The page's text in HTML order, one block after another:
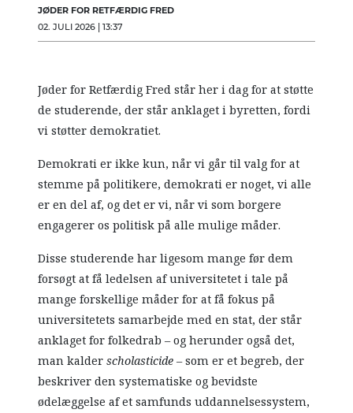
JØDER FOR RETFÆRDIG FRED
02. JULI 2026 | 13:37
Jøder for Retfærdig Fred står her i dag for at støtte
de studerende, der står anklaget i byretten, fordi
vi støtter demokratiet.
Demokrati er ikke kun, når vi går til valg for at
stemme på politikere, demokrati er noget, vi alle
er en del af, og det er vi, når vi som borgere
engagerer os politisk på alle mulige måder.
Disse studerende har ligesom mange før dem
forsøgt at få ledelsen af universitetet i tale på
mange forskellige måder for at få fokus på
universitetets samarbejde med en stat, der står
anklaget for folkedrab – og herunder også det,
man kalderscholasticide– som er et begreb, der
beskriver den systematiske og bevidste
ødelæggelse af et samfunds uddannelsessystem,